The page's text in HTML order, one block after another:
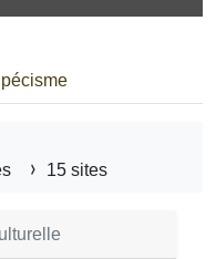
15 sites